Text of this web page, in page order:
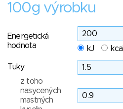
100g výrobku
Energetická
hodnota
kJ kcal
Tuky
z toho
nasycených
mastných